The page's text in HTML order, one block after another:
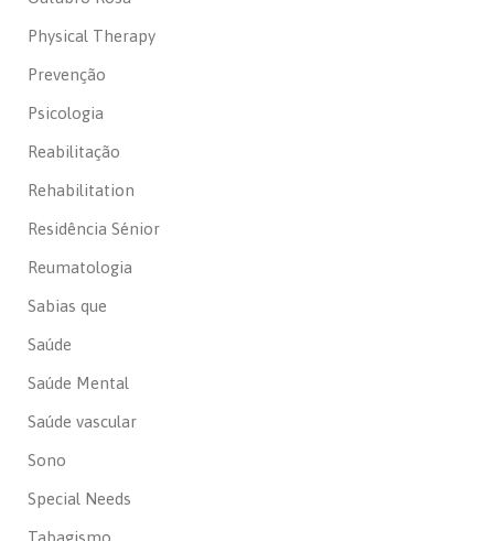
Physical Therapy
Prevenção
Psicologia
Reabilitação
Rehabilitation
Residência Sénior
Reumatologia
Sabias que
Saúde
Saúde Mental
Saúde vascular
Sono
Special Needs